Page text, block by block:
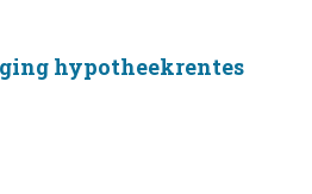
hypotheekrentes